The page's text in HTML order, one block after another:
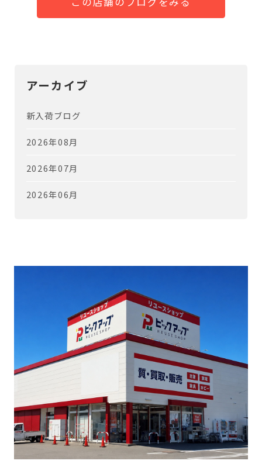
アーカイブ
新入荷ブログ
2026年08月
2026年07月
2026年06月